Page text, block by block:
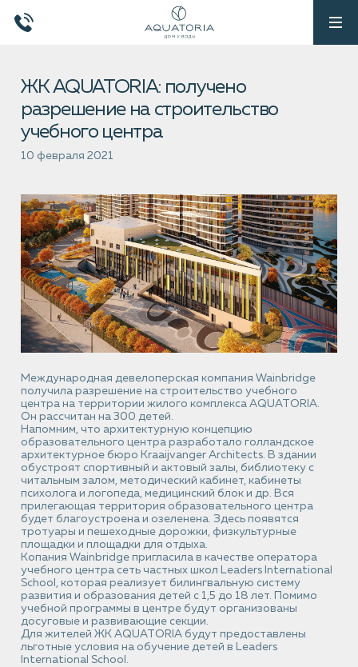
ЖК AQUATORIA: получено
разрешение на строительство
учебного центра
10 февраля 2021
Международная девелоперская компания Wainbridge
получила разрешение на строительство учебного
центра на территории жилого комплекса AQUATORIA.
Он рассчитан на 300 детей.
Напомним, что архитектурную концепцию
образовательного центра разработало голландское
архитектурное бюро Kraaijvanger Architects. В здании
обустроят спортивный и актовый залы, библиотеку с
читальным залом, методический кабинет, кабинеты
психолога и логопеда, медицинский блок и др. Вся
прилегающая территория образовательного центра
будет благоустроена и озеленена. Здесь появятся
тротуары и пешеходные дорожки, физкультурные
площадки и площадки для отдыха.
Копания Wainbridge пригласила в качестве оператора
учебного центра сеть частных школ Leaders International
School, которая реализует билингвальную систему
развития и образования детей с 1,5 до 18 лет. Помимо
учебной программы в центре будут организованы
досуговые и развивающие секции.
Для жителей ЖК AQUATORIA будут предоставлены
льготные условия на обучение детей в Leaders
International School.